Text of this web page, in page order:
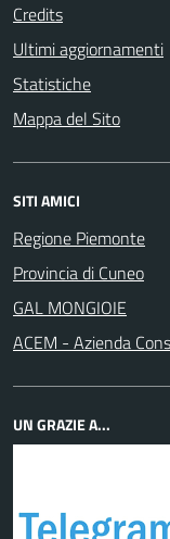
Credits
Ultimi aggiornamenti
Statistiche
Mappa del Sito
SITI AMICI
Regione Piemonte
Provincia di Cuneo
GAL MONGIOIE
ACEM - Azienda
UN GRAZIE A...